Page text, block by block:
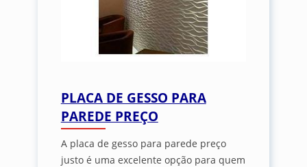
PLACA DE GESSO PARA
PAREDE PREÇO
A placa de gesso para parede preço
justo é uma excelente opção para quem